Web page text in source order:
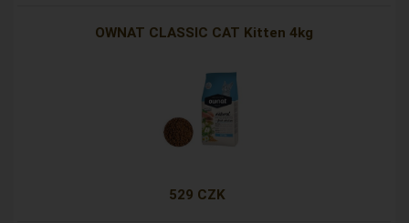
OWNAT CLASSIC CAT Kitten 4kg
529 CZK